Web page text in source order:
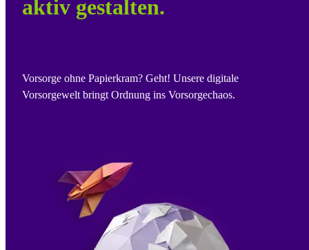
aktiv gestalten.
Vorsorge ohne Papierkram? Geht! Unsere digitale
Vorsorgewelt bringt Ordnung ins Vorsorgechaos.